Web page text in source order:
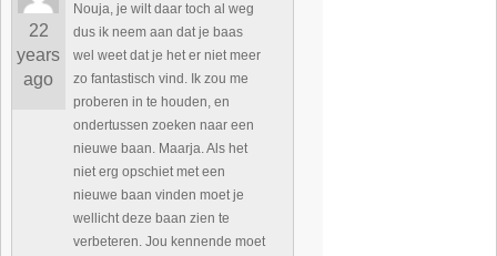
22
years
ago
Nouja, je wilt daar toch al weg
dus ik neem aan dat je baas
wel weet dat je het er niet meer
zo fantastisch vind. Ik zou me
proberen in te houden, en
ondertussen zoeken naar een
nieuwe baan. Maarja. Als het
niet erg opschiet met een
nieuwe baan vinden moet je
wellicht deze baan zien te
verbeteren. Jou kennende moet